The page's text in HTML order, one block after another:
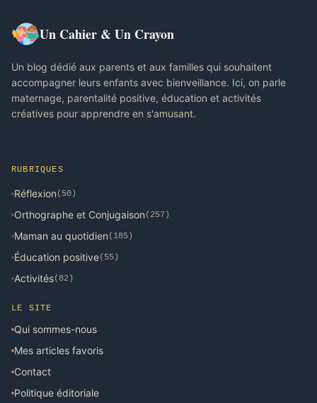
Un Cahier & Un Crayon
Un blog dédié aux parents et aux familles qui souhaitent
accompagner leurs enfants avec bienveillance. Ici, on parle
maternage, parentalité positive, éducation et activités
créatives pour apprendre en s'amusant.
RUBRIQUES
Réflexion (50)
Orthographe et Conjugaison (257)
Maman au quotidien (185)
Éducation positive(55)
Activités(82)
LE SITE
Qui sommes-nous
Mes articles favoris
Contact
Politique éditoriale